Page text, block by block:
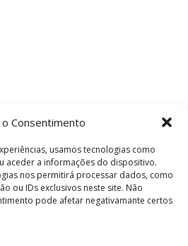
Consentimento
usamos tecnologias como
aceder a informações do dispositivo.
nos permitirá processar dados, como
ou IDs exclusivos neste site. Não
pode afetar negativamante certos